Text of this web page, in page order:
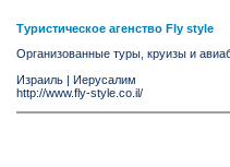
Туристическое агенство Fly style
Организованные туры, круизы и
Израиль | Иерусалим
http://www.fly-style.co.il/